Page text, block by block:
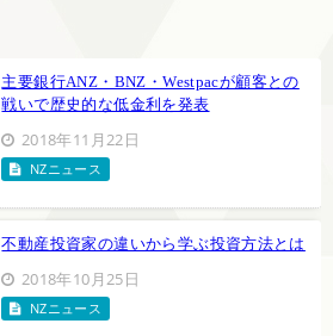
主要銀行ANZ・BNZ・Westpacが顧客との
戦いで歴史的な低金利を発表
2018年11月22日
NZニュース
不動産投資家の違いから学ぶ投資方法とは
2018年10月25日
NZニュース